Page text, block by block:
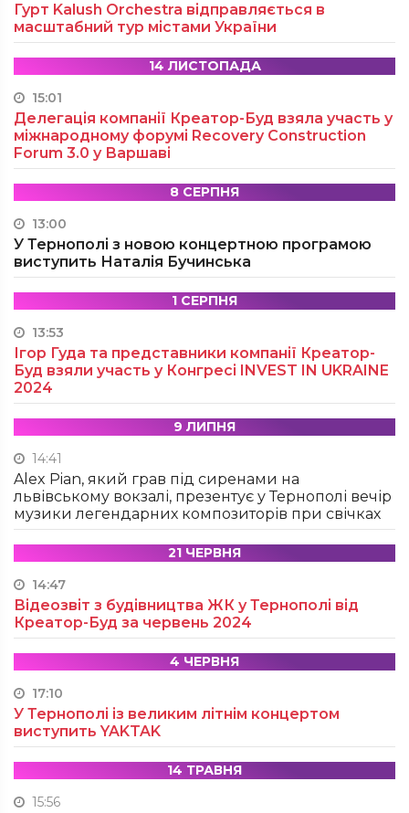
Гурт Kalush Orchestra відправляється в
масштабний тур містами України
14 ЛИСТОПАДА
15:01
Делегація компанії Креатор-Буд взяла участь у
міжнародному форумі Recovery Construction
Forum 3.0 у Варшаві
8 СЕРПНЯ
13:00
У Тернополі з новою концертною програмою
виступить Наталія Бучинська
1 СЕРПНЯ
13:53
Ігор Гуда та представники компанії Креатор-
Буд взяли участь у Конгресі INVEST IN UKRAINE
2024
9 ЛИПНЯ
14:41
Alex Pian, який грав під сиренами на
львівському вокзалі, презентує у Тернополі вечір
музики легендарних композиторів при свічках
21 ЧЕРВНЯ
14:47
Відеозвіт з будівництва ЖК у Тернополі від
Креатор-Буд за червень 2024
4 ЧЕРВНЯ
17:10
У Тернополі із великим літнім концертом
виступить YAKTAK
14 ТРАВНЯ
15:56